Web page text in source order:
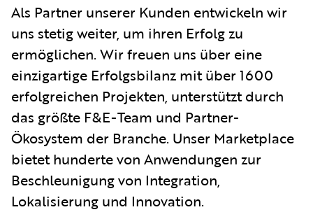
Als Partner unserer Kunden entwickeln wir
uns stetig weiter, um ihren Erfolg zu
ermöglichen. Wir freuen uns über eine
einzigartige Erfolgsbilanz mit über 1600
erfolgreichen Projekten, unterstützt durch
das größte F&E-Team und Partner-
Ökosystem der Branche. Unser Marketplace
bietet hunderte von Anwendungen zur
Beschleunigung von Integration,
Lokalisierung und Innovation.